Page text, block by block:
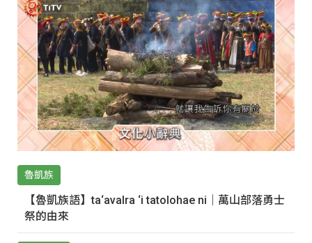
魯凱族
【魯凱族語】ta‘avalra ‘i tatolohae ni｜萬山部落勇士
祭的由來